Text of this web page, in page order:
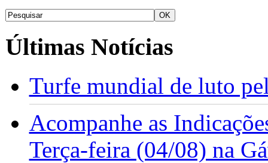
Últimas Notícias
Turfe mundial de luto
Acompanhe as
Terça-feira (04/08) na